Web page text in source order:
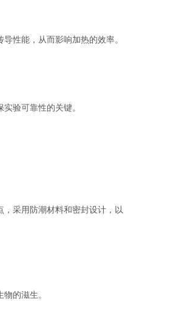
性能，从而影响加热的效率。
验可靠性的关键。
采用防潮材料和密封设计，以
的滋生。